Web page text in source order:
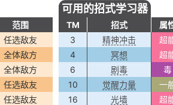
范围
任选敌友
全体敌方
全体敌方
任选敌友
任选敌友
可用的招式学习器
TM 招式 属
3
精神冲击 超
4
冥想 超
6
剧毒 毒
10
觉醒力量 一
16
光墙 超